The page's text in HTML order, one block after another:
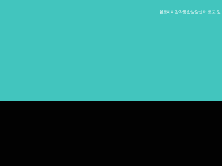
헬로마미감각통합발달센터 로고